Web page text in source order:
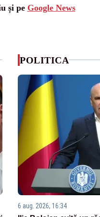
și pe Google News
POLITICA
6 aug. 2026, 16:34